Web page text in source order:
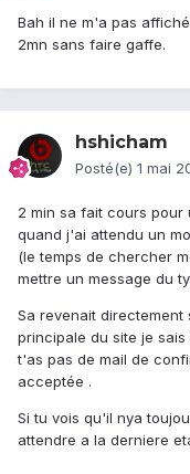
Bah il ne m'a pas
2mn sans faire gaffe.
hshicham
Posté(e) 1 mai
2 min sa fait cours pour
quand j'ai attendu un
(le temps de chercher
mettre un message du
Sa revenait
principale du site je
t'as pas de mail de
acceptée .
Si tu vois qu'il nya
attendre a la derniere